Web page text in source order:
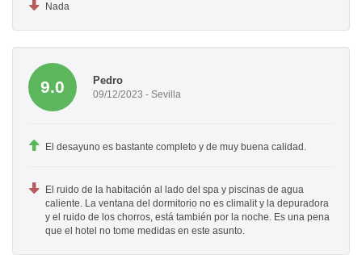
Nada
9.0 Pedro
09/12/2023 - Sevilla
El desayuno es bastante completo y de muy buena calidad.
El ruido de la habitación al lado del spa y piscinas de agua
caliente. La ventana del dormitorio no es climalit y la depuradora
y el ruido de los chorros, está también por la noche. Es una pena
que el hotel no tome medidas en este asunto.